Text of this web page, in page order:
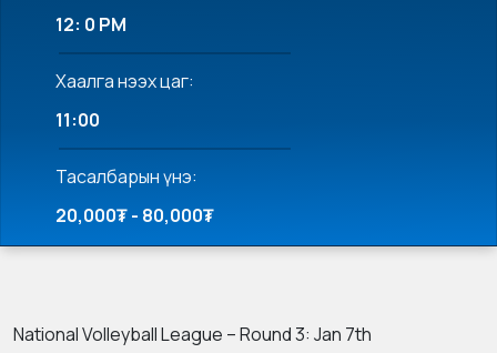
12: 0 PM
Хаалга нээх цаг:
11:00
Тасалбарын үнэ:
20,000₮ - 80,000₮
National Volleyball League – Round 3: Jan 7th